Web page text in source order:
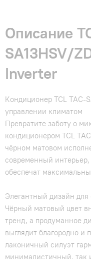
Описание
SA13HSV/
Inverter
Кондиционер TCL TAC-
управлении климатом
Превратите заботу о
кондиционером TCL
чёрном матовом
современный
обеспечат
Элегантный дизайн для
Чёрный матовый цвет
тренд, а продуманное
выглядит благородно и
лаконичный силуэт
минималистичный, так